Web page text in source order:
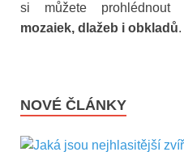
si můžete prohlédnout
mozaiek, dlažeb i obkladů.
NOVÉ ČLÁNKY